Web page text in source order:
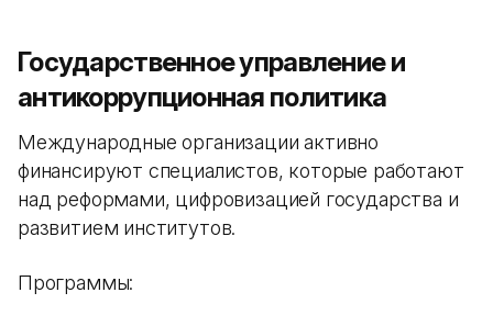
Государственное управление и
антикоррупционная политика
Международные организации активно
финансируют специалистов, которые работают
над реформами, цифровизацией государства и
развитием институтов.
Программы: